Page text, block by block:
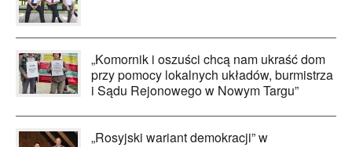
„Komornik i oszuści chcą nam ukraść dom
przy pomocy lokalnych układów, burmistrza
i Sądu Rejonowego w Nowym Targu”
„Rosyjski wariant demokracji” w